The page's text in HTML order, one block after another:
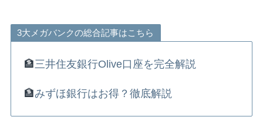
3大メガバンクの総合記事はこちら
🏦三井住友銀行Olive口座を完全解説
🏦みずほ銀行はお得？徹底解説